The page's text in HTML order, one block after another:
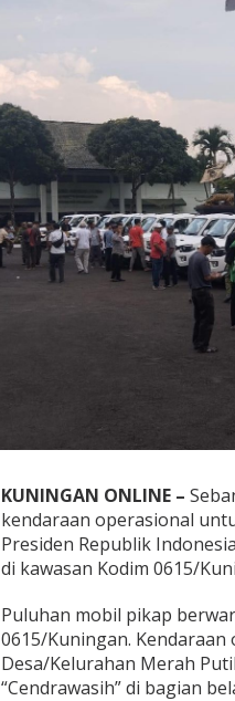
KUNINGAN ONLINE –
kendaraan operasional
Presiden Republik
di kawasan Kodim 0615/
Puluhan mobil pikap
0615/Kuningan.
Desa/Kelurahan Merah
“Cendrawasih” di bagian